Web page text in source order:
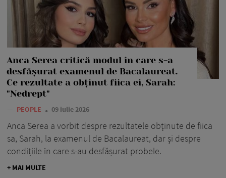
Anca Serea critică modul în care s-a
desfășurat examenul de Bacalaureat.
Ce rezultate a obținut fiica ei, Sarah:
"Nedrept"
— PEOPLE 09 iulie 2026
Anca Serea a vorbit despre rezultatele obținute de fiica
sa, Sarah, la examenul de Bacalaureat, dar și despre
condițiile în care s-au desfășurat probele.
+ MAI MULTE